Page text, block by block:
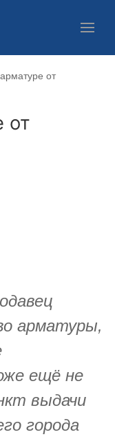
от
от
арматуры,
ещё не
выдачи
города